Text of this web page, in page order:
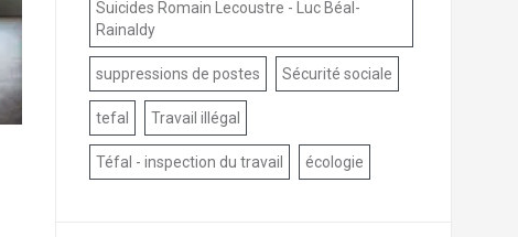
Suicides Romain Lecoustre - Luc Béal-
Rainaldy
suppressions de postes Sécurité sociale
tefal Travail illégal
Téfal - inspection du travail écologie